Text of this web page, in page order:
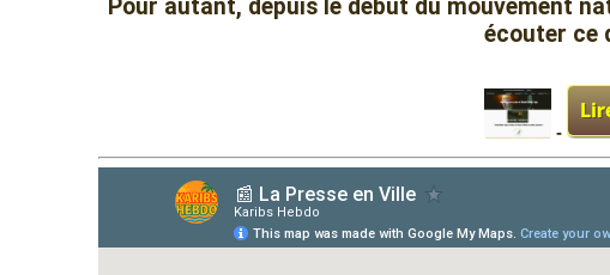
Pour autant, depuis le début du mouvement
écouter ce
-